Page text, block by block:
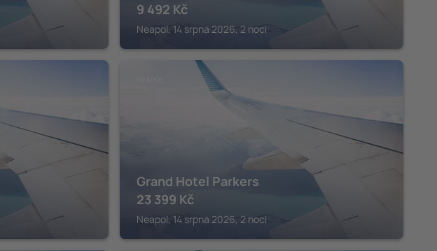
9 492 Kč
Neapol, 14 srpna 2026, 2 noci
Grand Hotel Parkers
23 399 Kč
Neapol, 14 srpna 2026, 2 noci